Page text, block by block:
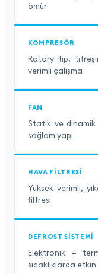
ömür
KOMPRESÖR
Rotary tip,
verimli çalışma
FAN
Statik ve dinamik
sağlam yapı
HAVA FILTRESI
Yüksek verimli,
filtresi
DEFROST SISTEMI
Elektronik +
sıcaklıklarda etkin